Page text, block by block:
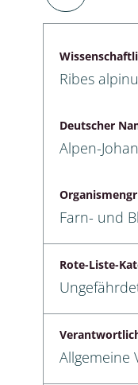
Ribes
Deutscher
Alpen-
Farn- und
Rote-Liste-
Allgemeine